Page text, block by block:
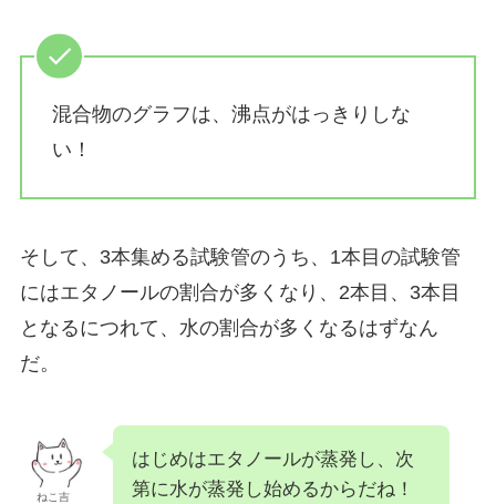
混合物のグラフは、沸点がはっきりしな
い！
そして、3本集める試験管のうち、1本目の試験管
にはエタノールの割合が多くなり、2本目、3本目
となるにつれて、水の割合が多くなるはずなん
だ。
ねこ吉
はじめはエタノールが蒸発し、次
第に水が蒸発し始めるからだね！